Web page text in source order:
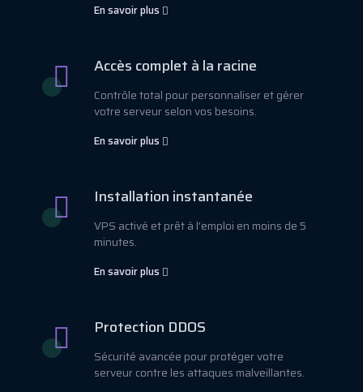
En savoir plus
Accès complet à la racine
Contrôle total pour personnaliser et gérer
votre serveur selon vos besoins.
En savoir plus
Installation instantanée
VPS activé et prêt à l'emploi en moins de 5
minutes.
En savoir plus
Protection DDOS
Sécurité avancée pour protéger votre
serveur contre les attaques malveillantes.